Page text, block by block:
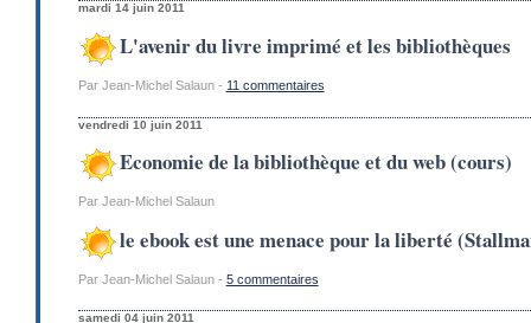
mardi 14 juin 2011
L'avenir du livre imprimé et les bibliothèques
Par Jean-Michel Salaun - 11 commentaires
vendredi 10 juin 2011
Economie de la bibliothèque et du web (cours)
Par Jean-Michel Salaun
le ebook est une menace pour la liberté
Par Jean-Michel Salaun - 5 commentaires
samedi 04 juin 2011